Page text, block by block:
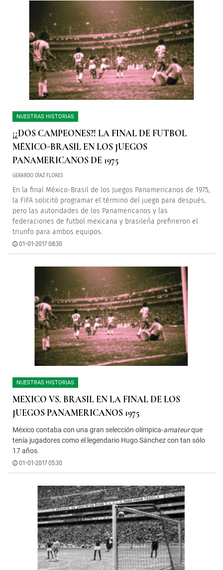
NUESTRAS HISTORIAS
¡¿DOS CAMPEONES?! LA FINAL DE FUTBOL
MÉXICO-BRASIL EN LOS JUEGOS
PANAMERICANOS DE 1975
GERARDO DÍAZ FLORES
En la final México-Brasil de los Juegos Panamericanos de 1975,
la FIFA solicitó programar el término del juego para después,
pero las autoridades de los Panamericanos y las
federaciones de futbol mexicana y brasileña prefirieron el
triunfo para ambos equipos.
01-01-2017 08:30
NUESTRAS HISTORIAS
MEXICO VS. BRASIL EN LA FINAL DE LOS
JUEGOS PANAMERICANOS 1975
México contaba con una gran selección olímpica-amateurque
tenía jugadores como el legendario Hugo Sánchez con tan sólo
17 años.
01-01-2017 05:30